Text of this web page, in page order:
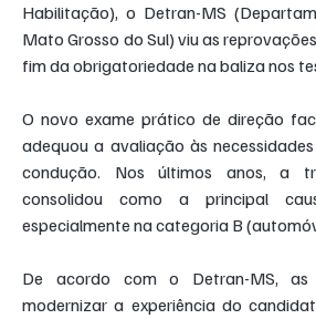
Habilitação), o Detran-MS
Mato Grosso do Sul) viu as
fim da obrigatoriedade na baliza nos
O novo exame prático de direção
adequou a avaliação às
condução. Nos últimos anos, a
consolidou como a principal
especialmente na categoria B
De acordo com o Detran-MS, as
modernizar a experiência do